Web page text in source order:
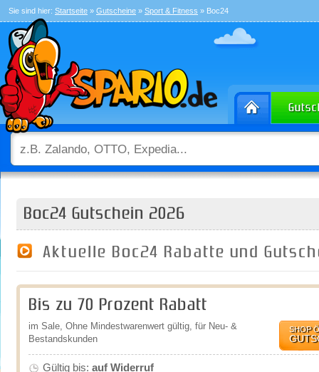
Sie sind hier: Startseite » Gutscheine » Sport & Fitness » Boc24
Boc24 Gutschein 2026
Aktuelle Boc24 Rabatte und
Bis zu 70 Prozent Rabatt
im Sale, Ohne Mindestwarenwert gültig, für Neu- &
Bestandskunden
SHOP
Gültig bis: auf Widerruf